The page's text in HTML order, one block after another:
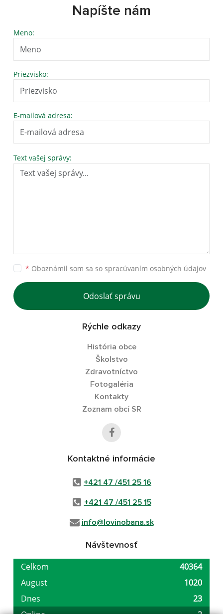
Napíšte nám
Meno:
Priezvisko:
E-mailová adresa:
Text vašej správy:
* Oboznámil som sa so spracúvaním osobných údajov
Odoslať správu
Rýchle odkazy
História obce
Školstvo
Zdravotníctvo
Fotogaléria
Kontakty
Zoznam obcí SR
Kontaktné informácie
+421 47 /451 25 16
+421 47 /451 25 15
info@lovinobana.sk
Návštevnosť